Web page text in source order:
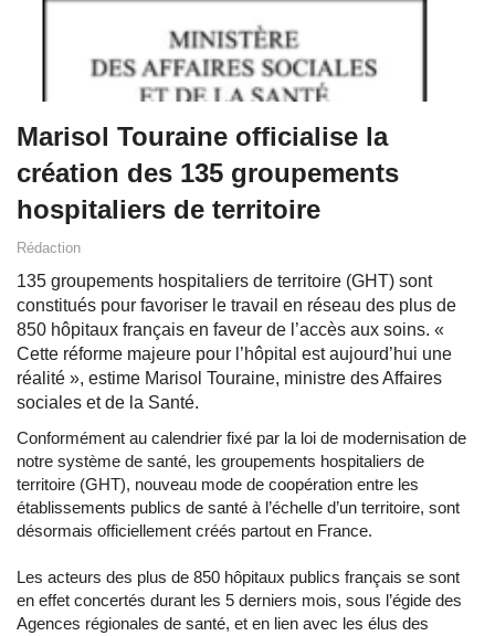
Marisol Touraine officialise la
création des 135 groupements
hospitaliers de territoire
Rédaction
135 groupements hospitaliers de territoire (GHT) sont
constitués pour favoriser le travail en réseau des plus de
850 hôpitaux français en faveur de l’accès aux soins. «
Cette réforme majeure pour l’hôpital est aujourd’hui une
réalité », estime Marisol Touraine, ministre des Affaires
sociales et de la Santé.
Conformément au calendrier fixé par la loi de modernisation de
notre système de santé, les groupements hospitaliers de
territoire (GHT), nouveau mode de coopération entre les
établissements publics de santé à l’échelle d’un territoire, sont
désormais officiellement créés partout en France.
Les acteurs des plus de 850 hôpitaux publics français se sont
en effet concertés durant les 5 derniers mois, sous l’égide des
Agences régionales de santé, et en lien avec les élus des